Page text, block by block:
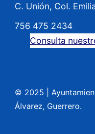
C. Unión, Col.
756 475 2434
Consulta
© 2025
Álvarez, Guerrero.